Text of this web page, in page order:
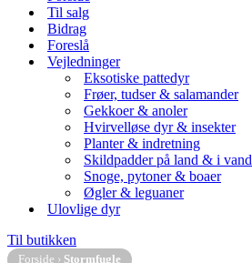
Til salg
Bidrag
Foreslå
Vejledninger
Eksotiske pattedyr
Frøer, tudser & salamander
Gekkoer & anoler
Hvirvelløse dyr & insekter
Planter & indretning
Skildpadder på land & i vand
Snoge, pytoner & boaer
Øgler & leguaner
Ulovlige dyr
Til butikken
Forside › Stormfugle